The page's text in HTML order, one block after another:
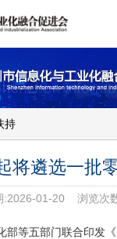
持
将遴选一批
:2026-01-20 浏览次
部等五部门联合印发